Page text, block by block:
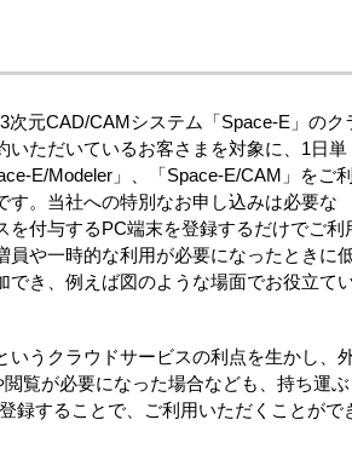
次元CAD/CAMシステム「Space-E」のク
いただいているお客さまを対象に、1日単
E/Modeler」、「Space-E/CAM」をご利
す。当社への特別なお申し込みは必要な
を付与するPC端末を登録するだけでご利
員や一時的な利用が必要になったときに
でき、例えば図のような場面でお役立て
いうクラウドサービスの利点を生かし、
覧が必要になった場合なども、持ち運ぶ
録することで、ご利用いただくことがで